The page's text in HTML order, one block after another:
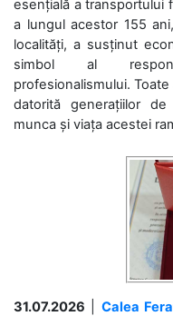
esențială a transportului
a lungul acestor 155
localități, a susținut
simbol al
profesionalismului.
datorită generațiilor
munca și viața acestei
31.07.2026
Calea